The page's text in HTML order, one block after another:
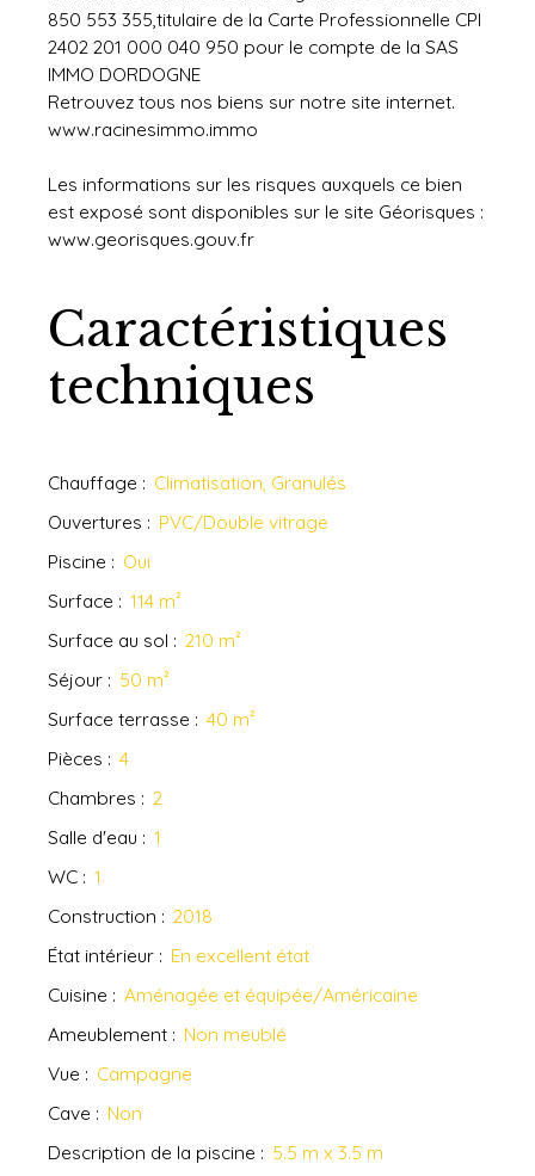
850 553 355,titulaire de la Carte Professionnelle CPI
2402 201 000 040 950 pour le compte de la SAS
IMMO DORDOGNE
Retrouvez tous nos biens sur notre site internet.
www.racinesimmo.immo
Les informations sur les risques auxquels ce bien
est exposé sont disponibles sur le site Géorisques :
www.georisques.gouv.fr
Caractéristiques
techniques
Chauffage : Climatisation, Granulés
Ouvertures : PVC/Double vitrage
Piscine : Oui
Surface : 114 m²
Surface au sol : 210 m²
Séjour : 50 m²
Surface terrasse : 40 m²
Pièces : 4
Chambres : 2
Salle d'eau : 1
WC : 1
Construction : 2018
État intérieur : En excellent état
Cuisine : Aménagée et équipée/Américaine
Ameublement : Non meublé
Vue : Campagne
Cave : Non
Description de la piscine : 5.5 m x 3.5 m